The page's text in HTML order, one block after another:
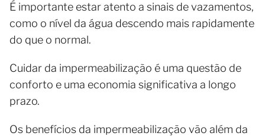
É importante estar atento a sinais de vazamentos,
como o nível da água descendo mais rapidamente
do que o normal.
Cuidar da impermeabilização é uma questão de
conforto e uma economia significativa a longo
prazo.
Os benefícios da impermeabilização vão além da